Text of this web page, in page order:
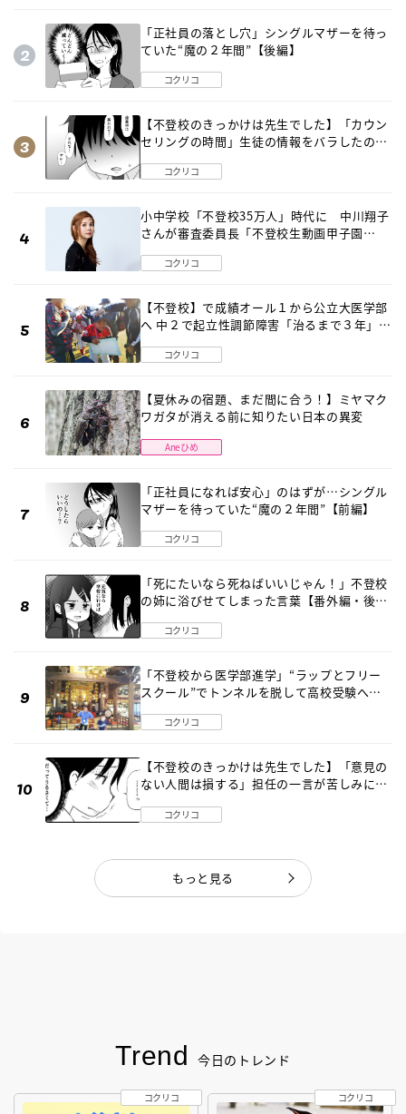
「正社員の落とし穴」シングルマザーを待っ
ていた“魔の２年間”【後編】
コクリコ
【不登校のきっかけは先生でした】「カウン
セリングの時間」生徒の情報をバラしたの
コクリコ
小中学校「不登校35万人」時代に 中川翔子
さんが審査委員長「不登校生動画甲子園
コクリコ
【不登校】で成績オール１から公立大医学部
へ 中２で起立性調節障害「治るまで３年」の
コクリコ
【夏休みの宿題、まだ間に合う！】ミヤマク
ワガタが消える前に知りたい日本の異変
Aneひめ
「正社員になれば安心」のはずが…シングル
マザーを待っていた“魔の２年間”【前編】
コクリコ
「死にたいなら死ねばいいじゃん！」不登校
の姉に浴びせてしまった言葉【番外編・後
コクリコ
「不登校から医学部進学」“ラップとフリー
スクール”でトンネルを脱して高校受験へ
コクリコ
【不登校のきっかけは先生でした】「意見の
ない人間は損する」担任の一言が苦しみに…
コクリコ
もっと見る
Trend 今日のトレンド
コクリコ コクリコ